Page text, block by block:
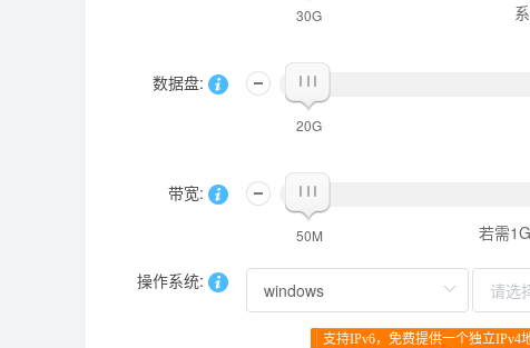
30G
数据盘:
20G
带宽:
50M 若需
操作系统:
支持IPv6，免费提供一个独立IPv4